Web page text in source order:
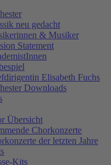
neu gedacht
& Musiker
Statement
Elisabeth Fuchs
Downloads
Übersicht
Chorkonzerte
der letzten Jahre
Kits